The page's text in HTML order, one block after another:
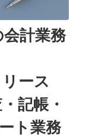
計業務
ース
記帳・
ト業務